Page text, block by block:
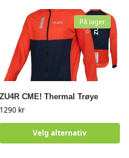
ZU4R CME! Thermal Trøye
1290 kr
Velg alternativ
På lager